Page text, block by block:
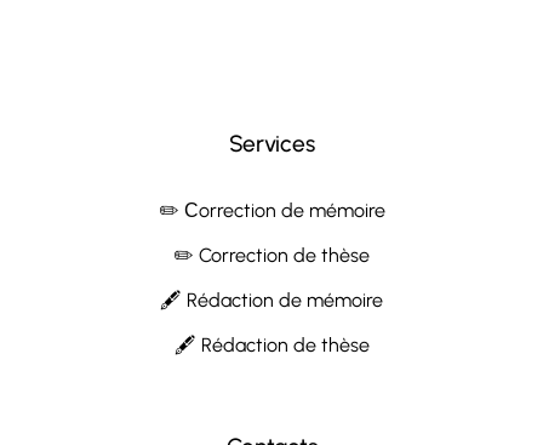
Services
✏️ Сorrection de mémoire
✏️ Correction de thèse
🖋 Rédaction de mémoire
🖋 Rédaction de thèse